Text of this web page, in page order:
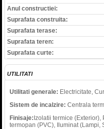
Anul constructiei:
Suprafata construita:
Suprafata terase:
Suprafata teren:
Suprafata curte:
UTILITATI
Utilitati generale: Electricitate,
Sistem de incalzire: Centrala
Finisaje: Izolatii termice
termopan (PVC), Iluminat (Lampi,